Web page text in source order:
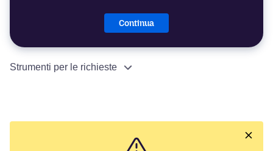
Continua
Strumenti per le richieste